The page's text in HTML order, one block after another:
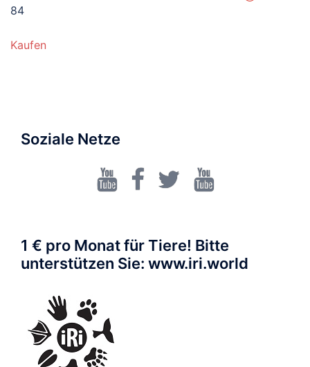
84
Kaufen
Soziale Netze
Karsten
Brensing
FacebookTwitter
1 € pro Monat für Tiere! Bitte
unterstützen Sie: www.iri.world